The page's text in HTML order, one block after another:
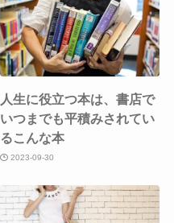
人生に役立つ本は、書店で
いつまでも平積みされてい
るこんな本
2023-09-30